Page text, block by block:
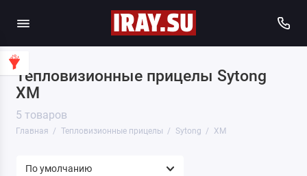
Тепловизионные прицелы Sytong
XM
5 товаров
Главная Тепловизионные прицелы Sytong XM